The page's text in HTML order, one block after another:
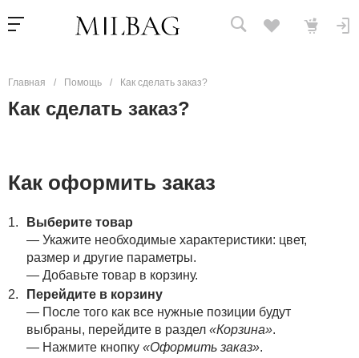
Главная / Помощь / Как сделать заказ?
Как сделать заказ?
Как оформить заказ
Выберите товар
— Укажите необходимые характеристики: цвет,
размер и другие параметры.
— Добавьте товар в корзину.
Перейдите в корзину
— После того как все нужные позиции будут
выбраны, перейдите в раздел «Корзина».
— Нажмите кнопку «Оформить заказ».